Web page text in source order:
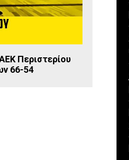
Περιστερίου
66-54